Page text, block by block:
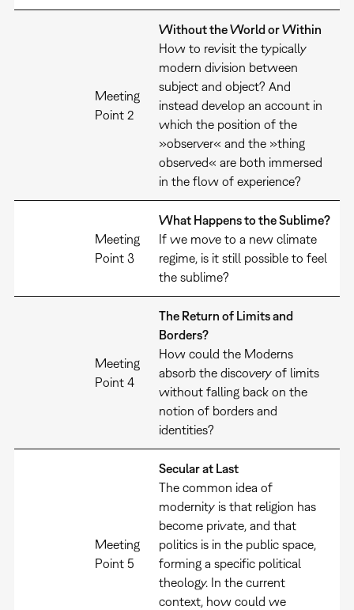
Meeting
Point 2
Without the World or Within
How to revisit the typically
modern division between
subject and object? And
instead develop an account in
which the position of the
»observer« and the »thing
observed« are both immersed
in the flow of experience?
Meeting
Point 3
What Happens to the Sublime?
If we move to a new climate
regime, is it still possible to feel
the sublime?
Meeting
Point 4
The Return of Limits and
Borders?
How could the Moderns
absorb the discovery of limits
without falling back on the
notion of borders and
identities?
Meeting
Point 5
Secular at Last
The common idea of
modernity is that religion has
become private, and that
politics is in the public space,
forming a specific political
theology. In the current
context, how could we